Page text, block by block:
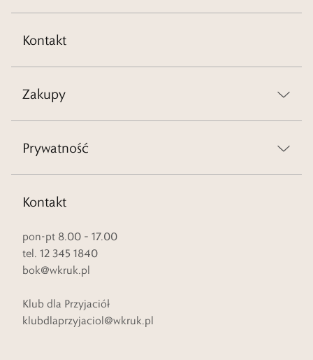
Kontakt
Zakupy
Prywatność
Kontakt
pon-pt 8.00 – 17.00
tel. 12 345 1840
bok@wkruk.pl
Klub dla Przyjaciół
klubdlaprzyjaciol@wkruk.pl